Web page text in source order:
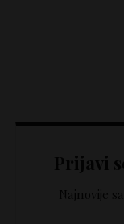
Prijavi
Najnovije